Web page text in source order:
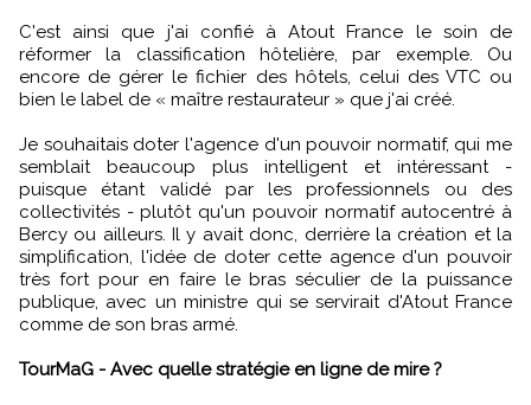
C'est ainsi que j'ai confié à Atout France le soin de
réformer la classification hôtelière, par exemple. Ou
encore de gérer le fichier des hôtels, celui des VTC ou
bien le label de « maître restaurateur » que j'ai créé.
Je souhaitais doter l'agence d'un pouvoir normatif, qui me
semblait beaucoup plus intelligent et intéressant -
puisque étant validé par les professionnels ou des
collectivités - plutôt qu'un pouvoir normatif autocentré à
Bercy ou ailleurs. Il y avait donc, derrière la création et la
simplification, l'idée de doter cette agence d'un pouvoir
très fort pour en faire le bras séculier de la puissance
publique, avec un ministre qui se servirait d'Atout France
comme de son bras armé.
TourMaG - Avec quelle stratégie en ligne de mire ?